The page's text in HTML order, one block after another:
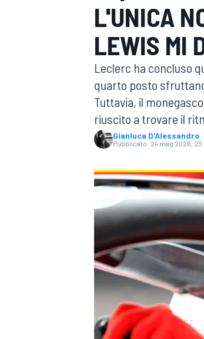
MOTOGP
WRC
L'UNICA
LEWIS MI
Leclerc ha concluso
quarto posto
Tuttavia, il
riuscito a trovare il
Gianluca D'Alessandro
Pubblicato: 24 mag 2026,